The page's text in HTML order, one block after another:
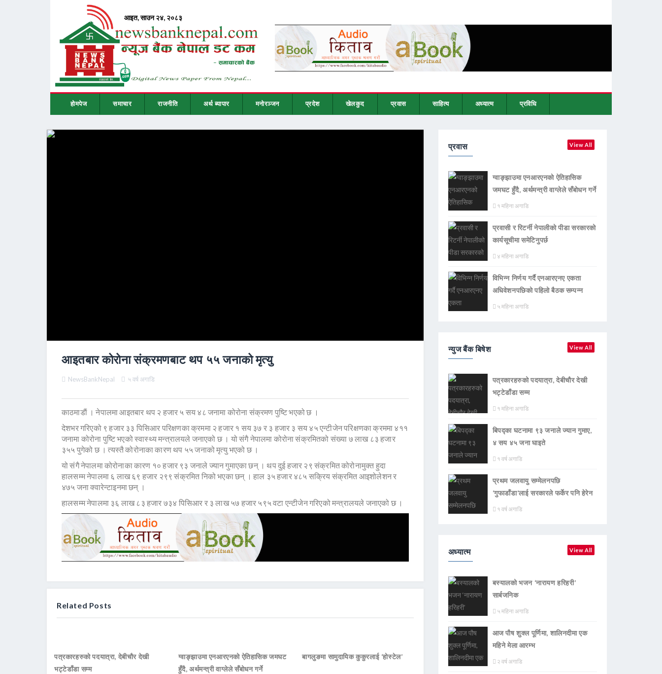
होमपेज समाचार राजनीति अर्थ ब्यापार मनोरञ्जन प्रदेश खेलकुद प्रवास साहित्य अध्यात्म प्रविधि
आइतबार कोरोना संक्रमणबाट थप ५५ जनाको मृत्यु
NewsBankNepal ५ वर्ष अगाडि
काठमाडाैं । नेपालमा आइतबार थप २ हजार ५ सय ४८ जनामा कोरोना संक्रमण पुष्टि भएको छ ।
देशभर गरिएको ९ हजार ३३ पिसिआर परिक्षणका क्रममा २ हजार १ सय ३७ र ३ हजार ३ सय ४५ एन्टीजेन परिक्षणका क्रममा ४११
जनामा कोरोना पुष्टि भएको स्वास्थ्य मन्त्रालयले जनाएको छ । यो संगै नेपालमा कोरोना संक्रमितको संख्या ७ लाख ८३ हजार
३५५ पुगेको छ । त्यस्तै कोरोनाका कारण थप ५५ जनाको मृत्यु भएको छ ।
यो संगै नेपालमा कोरोनाका कारण १० हजार ९३ जनाले ज्यान गुमाएका छन् । थप दुई हजार २९ संक्रमित कोरोनामुक्त हुदा
हालसम्म नेपालमा ६ लाख ६९ हजार २९९ संक्रमित निको भएका छन् । हाल ३५ हजार ४८५ सक्रिय संक्रमित आइशोलेशन र
४७५ जना क्वारेन्टाइनमा छन् ।
हालसम्म नेपालमा ३६ लाख ८३ हजार ७३४ पिसिआर र ३ लाख ५७ हजार ५९५ वटा एन्टीजेन गरिएको मन्त्रालयले जनाएको छ ।
Related Posts
पत्रकारहरुको पदयात्रा, देबीचौर देखी
भट्टेडाँडा सम्म
ग्वाङ्झाउमा एनआरएनको ऐतिहासिक जमघट
हुँदै, अर्थमन्त्री वाग्लेले सँबोधन गर्ने
बागलुङमा सामुदायिक कुकुरलाई ‘होस्टेल’
प्रवास View All
ग्वाङ्झाउमा एनआरएनको ऐतिहासिक
जमघट हुँदै, अर्थमन्त्री वाग्लेले सँबोधन गर्ने
१ महिना अगाडि
प्रवासी र रिटर्नी नेपालीको पीडा सरकारको
कार्यसूचीमा समेटिनुपर्छ
४ महिना अगाडि
विभिन्न निर्णय गर्दै एनआरएनए एकता
अधिवेशनपछिको पहिलो बैठक सम्पन्न
५ महिना अगाडि
न्युज बैंक बिषेश View All
पत्रकारहरुको पदयात्रा, देबीचौर देखी
भट्टेडाँडा सम्म
१ महिना अगाडि
बिपद्का घटनामा ९३ जनाले ज्यान गुमाए,
४ सय ४५ जना घाइते
१ वर्ष अगाडि
प्रथम जलवायु सम्मेलनपछि
‘गुफाडाँडा’लाई सरकारले फर्केर पनि हेरेन
१ वर्ष अगाडि
अध्यात्म View All
बस्यालको भजन ‘नारायण हरिहरी’
सार्बजनिक
५ महिना अगाडि
आज पौष शुक्ल पूर्णिमा, शालिनदीमा एक
महिने मेला आरम्भ
२ वर्ष अगाडि